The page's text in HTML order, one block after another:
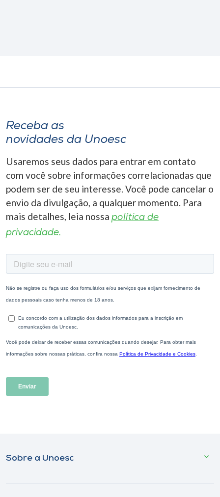
Receba as
novidades da Unoesc
Usaremos seus dados para entrar em contato
com você sobre informações correlacionadas que
podem ser de seu interesse. Você pode cancelar o
envio da divulgação, a qualquer momento. Para
mais detalhes, leia nossa política de
privacidade.
Sobre a Unoesc